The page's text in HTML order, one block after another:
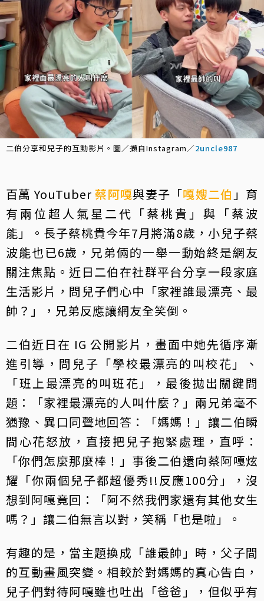
二伯分享和兒子的互動影片。圖／擷自Instagram／2uncle987
百萬 YouTuber蔡阿嘎與妻子「嘎嫂二伯 」育
有兩位超人氣星二代「蔡桃貴」與「蔡波
能」。長子蔡桃貴今年7月將滿8歲，小兒子蔡
波能也已6歲，兄弟倆的一舉一動始終是網友
關注焦點。近日二伯在社群平台分享一段家庭
生活影片，問兒子們心中「家裡誰最漂亮、最
帥？」，兄弟反應讓網友全笑倒。
二伯近日在 IG 公開影片，畫面中她先循序漸
進引導，問兒子「學校最漂亮的叫校花」、
「班上最漂亮的叫班花」，最後拋出關鍵問
題：「家裡最漂亮的人叫什麼？」兩兄弟毫不
猶豫、異口同聲地回答：「媽媽！」讓二伯瞬
間心花怒放，直接把兒子抱緊處理，直呼：
「你們怎麼那麼棒！」事後二伯還向蔡阿嘎炫
耀「你兩個兒子都超優秀!!反應100分」，沒
想到阿嘎竟回：「阿不然我們家還有其他女生
嗎？」讓二伯無言以對，笑稱「也是啦」。
有趣的是，當主題換成「誰最帥」時，父子間
的互動畫風突變。相較於對媽媽的真心告白，
兒子們對待阿嘎雖也吐出「爸爸」，但似乎有